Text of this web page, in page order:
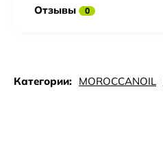
Отзывы 0
Категории: MOROCCANOIL